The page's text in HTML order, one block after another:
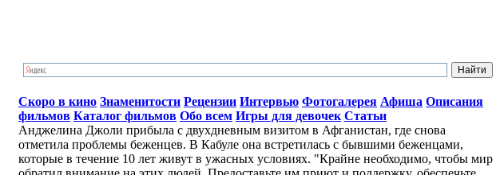
Скоро в кино Знаменитости Рецензии Интервью Фотогалерея Афиша Описания
фильмов Каталог фильмов Обо всем Игры для девочек Статьи
Анджелина Джоли прибыла с двухдневным визитом в Афганистан, где снова
отметила проблемы беженцев. В Кабуле она встретилась с бывшими беженцами,
которые в течение 10 лет живут в ужасных условиях. "Крайне необходимо, чтобы мир